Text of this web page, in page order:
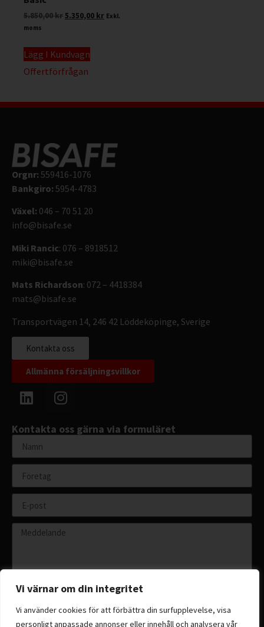
Vi värnar om din integritet
Vi använder cookies för att förbättra din surfupplevelse, visa
personligt anpassade annonser eller innehåll och analysera vår
5.850,00kr5.350,00 kr Exkl.
moms
Lägg I Kundvagn
Offertförfrågan
Orgnr: 559416-1076
Bankgiro: 5954-4783
Växel: 046 – 70 51 20
info@bisafe.se
Miki Rancic: 076 – 8918512
miki@bisafe.se
Mats Richardson: 072 – 4418384
mats@bisafe.se
Transportvägen 14, 246 42 Löddeköpinge, Sverige
Kontakta oss
Allmänna försäljningsvillkor
Kontakta oss gärna via formuläret